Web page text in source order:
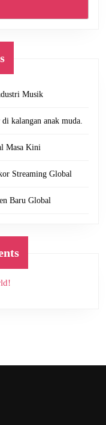
Musik
kalangan anak muda.
Masa Kini
Streaming Global
Baru Global